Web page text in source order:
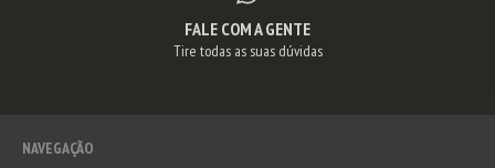
FALE COM A GENTE
Tire todas as suas dúvidas
NAVEGAÇÃO